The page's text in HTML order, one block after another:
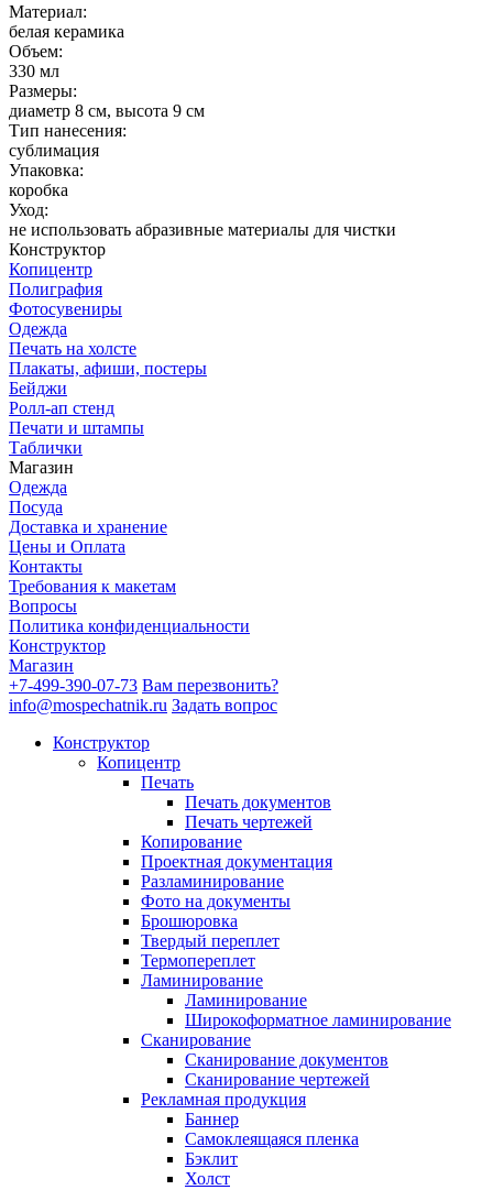
Материал:
белая керамика
Объем:
330 мл
Размеры:
диаметр 8 см, высота 9 см
Тип нанесения:
сублимация
Упаковка:
коробка
Уход:
не использовать абразивные материалы для чистки
Конструктор
Копицентр
Полиграфия
Фотосувениры
Одежда
Печать на холсте
Плакаты, афиши, постеры
Бейджи
Ролл-ап стенд
Печати и штампы
Таблички
Магазин
Одежда
Посуда
Доставка и хранение
Цены и Оплата
Контакты
Требования к макетам
Вопросы
Политика конфиденциальности
Конструктор
Магазин
+7-499-390-07-73 Вам перезвонить?
info@mospechatnik.ru Задать вопрос
Конструктор
Копицентр
Печать
Печать документов
Печать чертежей
Копирование
Проектная документация
Разламинирование
Фото на документы
Брошюровка
Твердый переплет
Термопереплет
Ламинирование
Ламинирование
Широкоформатное ламинирование
Сканирование
Сканирование документов
Сканирование чертежей
Рекламная продукция
Баннер
Самоклеящаяся пленка
Бэклит
Холст